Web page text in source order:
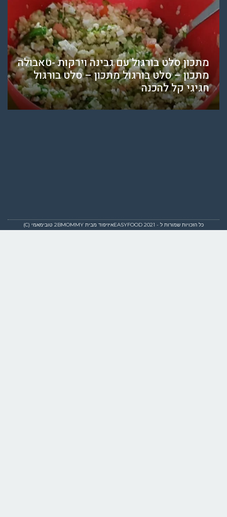
מתכון סלט בורגול עם גבינה וירקות -טאבולה
מתכון – סלט בורגול מתכון – סלט בורגול
חגיגי קל להכנה
כל הזכויות שמורות ל - EASYFOOD 2021איזיפוד מבית 2BMOMMY טובימאמי (C)